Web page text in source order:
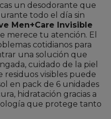
un desodorante que
todo el día sin
Men+Care Invisible
merece tu atención. El
cotidianos para
una solución que
cuidado de la piel
visibles puede
en pack de 6 unidades
hidratación gracias a
que protege tanto